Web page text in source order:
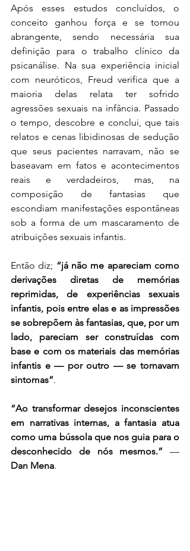
Após esses estudos concluídos, o
conceito ganhou força e se tornou
abrangente, sendo necessária sua
definição para o trabalho clínico da
psicanálise. Na sua experiência inicial
com neuróticos, Freud verifica que a
maioria delas relata ter sofrido
agressões sexuais na infância. Passado
o tempo, descobre e conclui, que tais
relatos e cenas libidinosas de sedução
que seus pacientes narravam, não se
baseavam em fatos e acontecimentos
reais e verdadeiros, mas, na
composição de fantasias que
escondiam manifestações espontâneas
sob a forma de um mascaramento de
atribuições sexuais infantis.
Então diz; “já não me apareciam como
derivações diretas de memórias
reprimidas, de experiências sexuais
infantis, pois entre elas e as impressões
se sobrepõem às fantasias, que, por um
lado, pareciam ser construídas com
base e com os materiais das memórias
infantis e — por outro — se tornavam
sintomas”.
“Ao transformar desejos inconscientes
em narrativas internas, a fantasia atua
como uma bússola que nos guia para o
desconhecido de nós mesmos.”
Dan Mena.